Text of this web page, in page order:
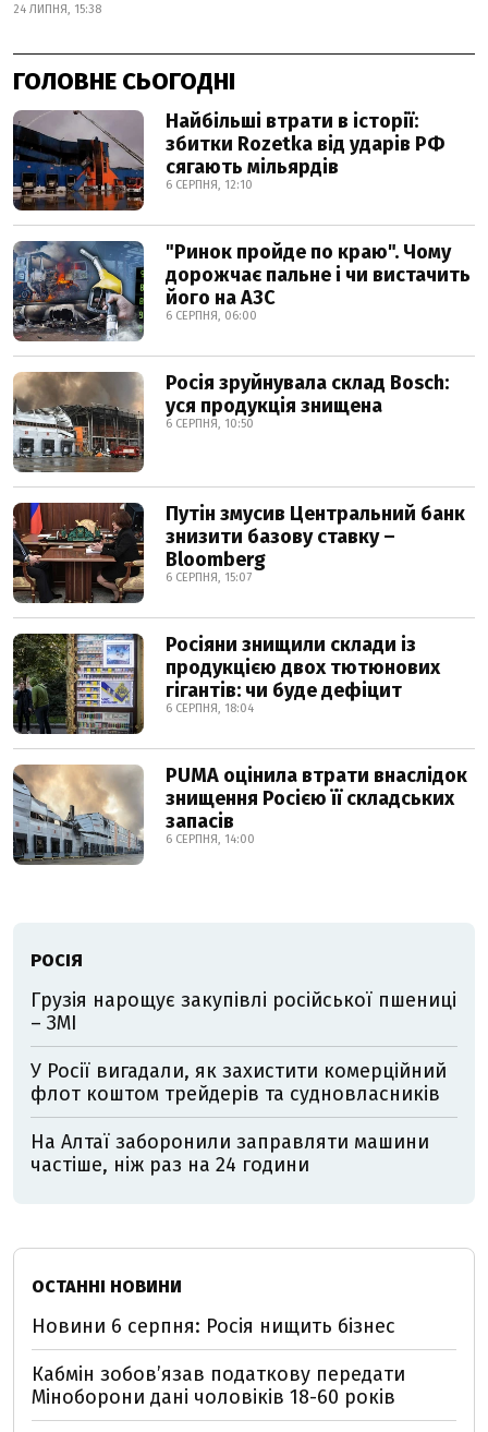
24 ЛИПНЯ, 15:38
ГОЛОВНЕ СЬОГОДНІ
Найбільші втрати в історії:
збитки Rozetka від ударів РФ
сягають мільярдів
6 СЕРПНЯ, 12:10
"Ринок пройде по краю". Чому
дорожчає пальне і чи вистачить
його на АЗС
6 СЕРПНЯ, 06:00
Росія зруйнувала склад Bosch:
уся продукція знищена
6 СЕРПНЯ, 10:50
Путін змусив Центральний банк
знизити базову ставку –
Bloomberg
6 СЕРПНЯ, 15:07
Росіяни знищили склади із
продукцією двох тютюнових
гігантів: чи буде дефіцит
6 СЕРПНЯ, 18:04
PUMA оцінила втрати внаслідок
знищення Росією її складських
запасів
6 СЕРПНЯ, 14:00
РОСІЯ
Грузія нарощує закупівлі російської пшениці
– ЗМІ
У Росії вигадали, як захистити комерційний
флот коштом трейдерів та судновласників
На Алтаї заборонили заправляти машини
частіше, ніж раз на 24 години
ОСТАННІ НОВИНИ
Новини 6 серпня: Росія нищить бізнес
Кабмін зобовʼязав податкову передати
Міноборони дані чоловіків 18-60 років